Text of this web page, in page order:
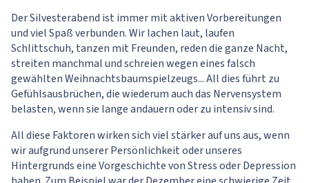
Der Silvesterabend ist immer mit aktiven Vorbereitungen
und viel Spaß verbunden. Wir lachen laut, laufen
Schlittschuh, tanzen mit Freunden, reden die ganze Nacht,
streiten manchmal und schreien wegen eines falsch
gewählten Weihnachtsbaumspielzeugs... All dies führt zu
Gefühlsausbrüchen, die wiederum auch das Nervensystem
belasten, wenn sie lange andauern oder zu intensiv sind.
All diese Faktoren wirken sich viel stärker auf uns aus, wenn
wir aufgrund unserer Persönlichkeit oder unseres
Hintergrunds eine Vorgeschichte von Stress oder Depression